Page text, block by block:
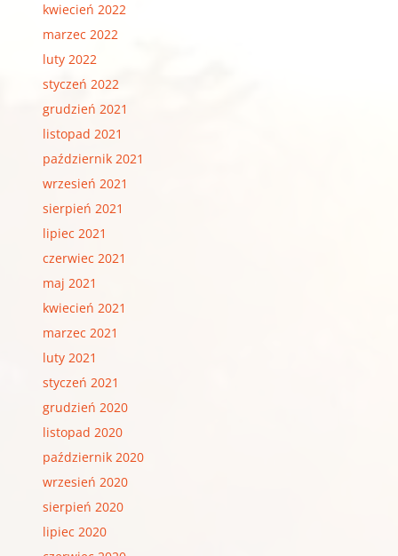
kwiecień 2022
marzec 2022
luty 2022
styczeń 2022
grudzień 2021
listopad 2021
październik 2021
wrzesień 2021
sierpień 2021
lipiec 2021
czerwiec 2021
maj 2021
kwiecień 2021
marzec 2021
luty 2021
styczeń 2021
grudzień 2020
listopad 2020
październik 2020
wrzesień 2020
sierpień 2020
lipiec 2020